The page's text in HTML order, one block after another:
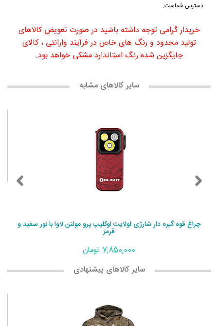
دسترس شماست.
خریدار گرامی توجه داشته باشید در صورت تعویض کالاهای
تولید محدود و رنگ های خاص در فرآیند وارانتی ، کالای
جایگزین شده رنگ استاندارد مشکی خواهد بود.
سایر کالاهای مشابه
چراغ قوه گیره دار شارژی اولایت اوکلیپ پرو مولتن لاوا با نور سفید و
قرمز
7,850,000 تومان
سایر کالاهای پیشنهادی